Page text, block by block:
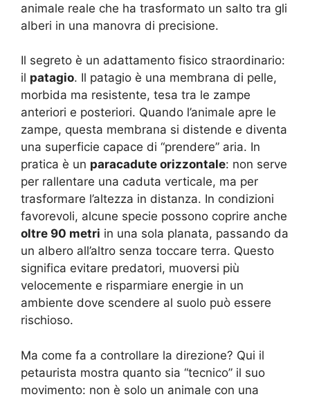
animale reale che ha trasformato un salto tra gli
alberi in una manovra di precisione.
Il segreto è un adattamento fisico straordinario:
il patagio. Il patagio è una membrana di pelle,
morbida ma resistente, tesa tra le zampe
anteriori e posteriori. Quando l’animale apre le
zampe, questa membrana si distende e diventa
una superficie capace di “prendere” aria. In
pratica è un paracadute orizzontale: non serve
per rallentare una caduta verticale, ma per
trasformare l’altezza in distanza. In condizioni
favorevoli, alcune specie possono coprire anche
oltre 90 metri in una sola planata, passando da
un albero all’altro senza toccare terra. Questo
significa evitare predatori, muoversi più
velocemente e risparmiare energie in un
ambiente dove scendere al suolo può essere
rischioso.
Ma come fa a controllare la direzione? Qui il
petaurista mostra quanto sia “tecnico” il suo
movimento: non è solo un animale con una